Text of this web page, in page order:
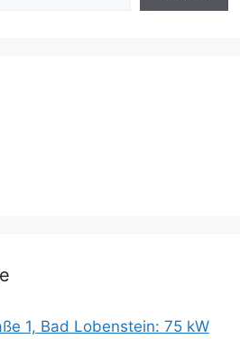
1, Bad Lobenstein: 75 kW